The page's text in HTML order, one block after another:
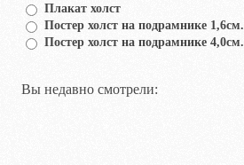
Плакат холст
Постер холст на подрамнике 1,6см.
Постер холст на подрамнике 4,0см.
Вы недавно смотрели: